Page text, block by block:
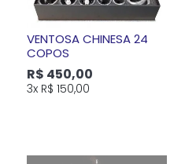
VENTOSA CHINESA 24
COPOS
R$ 450,00
3x R$ 150,00